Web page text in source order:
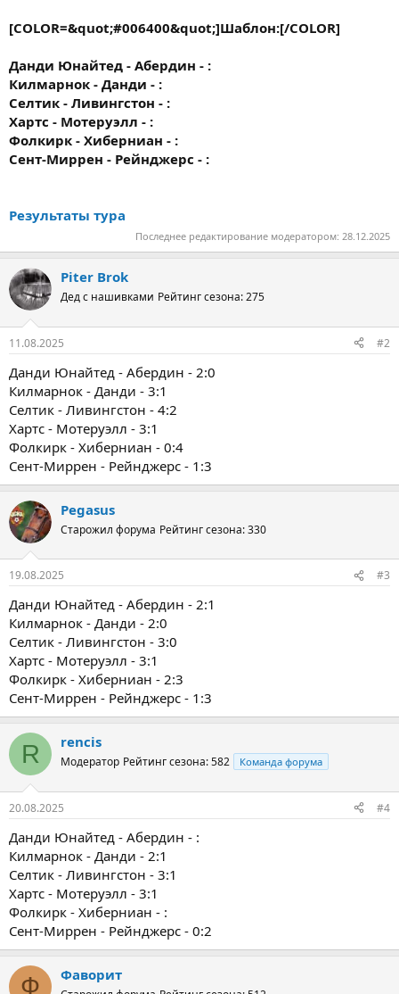
[COLOR=&quot;#006400&quot;]Шаблон:[/COLOR]
Данди Юнайтед - Абердин - :
Килмарнок - Данди - :
Селтик - Ливингстон - :
Хартс - Мотеруэлл - :
Фолкирк - Хиберниан - :
Сент-Миррен - Рейнджерс - :
Результаты тура
Последнее редактирование модератором: 28.12.2025
Piter Brok
Дед с нашивками Рейтинг сезона: 275
11.08.2025 #2
Данди Юнайтед - Абердин - 2:0
Килмарнок - Данди - 3:1
Селтик - Ливингстон - 4:2
Хартс - Мотеруэлл - 3:1
Фолкирк - Хиберниан - 0:4
Сент-Миррен - Рейнджерс - 1:3
Pegasus
Старожил форума Рейтинг сезона: 330
19.08.2025 #3
Данди Юнайтед - Абердин - 2:1
Килмарнок - Данди - 2:0
Селтик - Ливингстон - 3:0
Хартс - Мотеруэлл - 3:1
Фолкирк - Хиберниан - 2:3
Сент-Миррен - Рейнджерс - 1:3
R rencis
Модератор Рейтинг сезона: 582 Команда форума
20.08.2025 #4
Данди Юнайтед - Абердин - :
Килмарнок - Данди - 2:1
Селтик - Ливингстон - 3:1
Хартс - Мотеруэлл - 3:1
Фолкирк - Хиберниан - :
Сент-Миррен - Рейнджерс - 0:2
Ф Фаворит